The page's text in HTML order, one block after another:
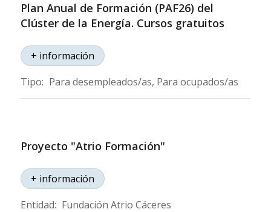
Plan Anual de Formación (PAF26) del
Clúster de la Energía. Cursos gratuitos
+ información
Tipo: Para desempleados/as, Para ocupados/as
Proyecto "Atrio Formación"
+ información
Entidad: Fundación Atrio Cáceres